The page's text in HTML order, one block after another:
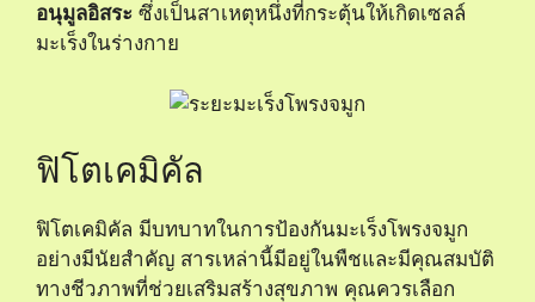
อนุมูลอิสระ ซึ่งเป็นสาเหตุหนึ่งที่กระตุ้นให้เกิดเซลล์
มะเร็งในร่างกาย
ฟิโตเคมิคัล
ฟิโตเคมิคัล มีบทบาทในการป้องกันมะเร็งโพรงจมูก
อย่างมีนัยสำคัญ สารเหล่านี้มีอยู่ในพืชและมีคุณสมบัติ
ทางชีวภาพที่ช่วยเสริมสร้างสุขภาพ คุณควรเลือก